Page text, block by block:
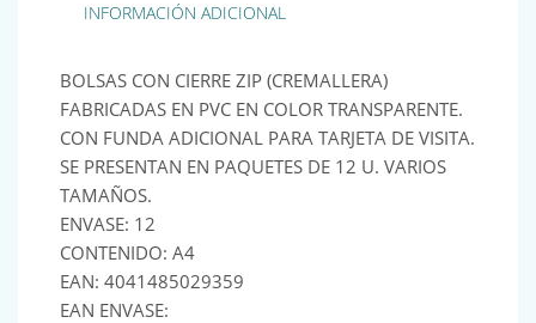
INFORMACIÓN ADICIONAL
BOLSAS CON CIERRE ZIP (CREMALLERA)
FABRICADAS EN PVC EN COLOR TRANSPARENTE.
CON FUNDA ADICIONAL PARA TARJETA DE VISITA.
SE PRESENTAN EN PAQUETES DE 12 U. VARIOS
TAMAÑOS.
ENVASE: 12
CONTENIDO: A4
EAN: 4041485029359
EAN ENVASE: